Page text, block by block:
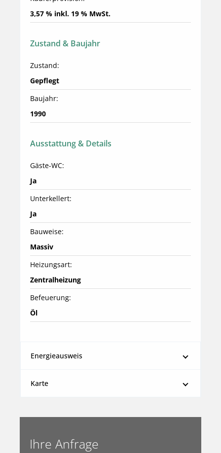
3,57 % inkl. 19 % MwSt.
Zustand & Baujahr
Zustand:
Gepflegt
Baujahr:
1990
Ausstattung & Details
Gäste-WC:
Ja
Unterkellert:
Ja
Bauweise:
Massiv
Heizungsart:
Zentralheizung
Befeuerung:
Öl
Energieausweis
Karte
Ihre Anfrage